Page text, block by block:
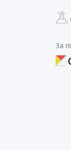
За